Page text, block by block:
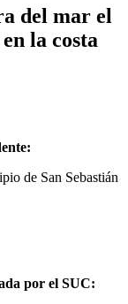
del mar el
la costa
de San Sebastián
por el SUC: